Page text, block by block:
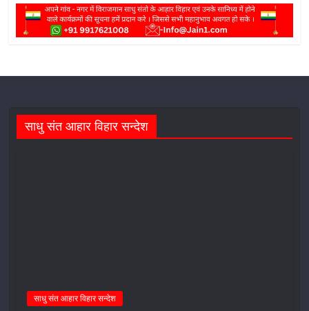
साधु संत आहार विहार सन्देश
साधु संत आहार विहार सन्देश